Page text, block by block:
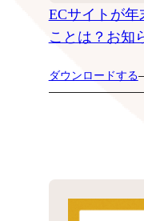
ECサイトが年
ことは？お知
ダウンロードする